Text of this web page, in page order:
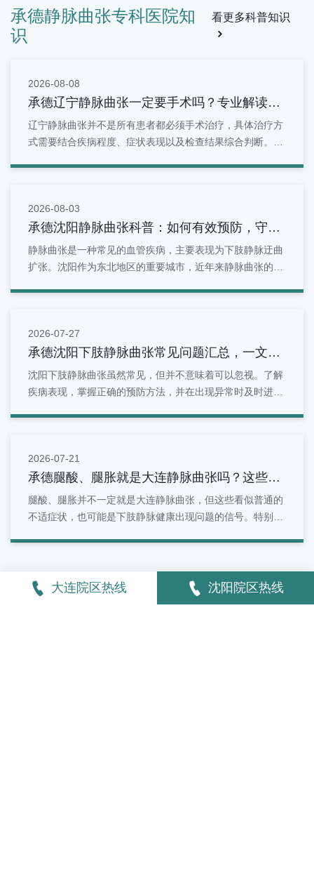
绩一览• ✅ 胜 × 4• ⚖️ 平 × 1• ❌ 负 ×
承德静脉曲张专科医院知
识
看更多科普知识
2026-08-08
承德辽宁静脉曲张一定要手术吗？专业解读治
疗方式！
辽宁静脉曲张并不是所有患者都必须手术治疗，具体治疗方
式需要结合疾病程度、症状表现以及检查结果综合判断。早
2026-08-03
承德沈阳静脉曲张科普：如何有效预防，守护
你的健康血管
静脉曲张是一种常见的血管疾病，主要表现为下肢静脉迂曲
扩张。沈阳作为东北地区的重要城市，近年来静脉曲张的发
2026-07-27
承德沈阳下肢静脉曲张常见问题汇总，一文看
懂
沈阳下肢静脉曲张虽然常见，但并不意味着可以忽视。了解
疾病表现，掌握正确的预防方法，并在出现异常时及时进行
2026-07-21
承德腿酸、腿胀就是大连静脉曲张吗？这些症
状别忽视
腿酸、腿胀并不一定就是大连静脉曲张，但这些看似普通的
不适症状，也可能是下肢静脉健康出现问题的信号。特别是
大连院区热线 沈阳院区热线